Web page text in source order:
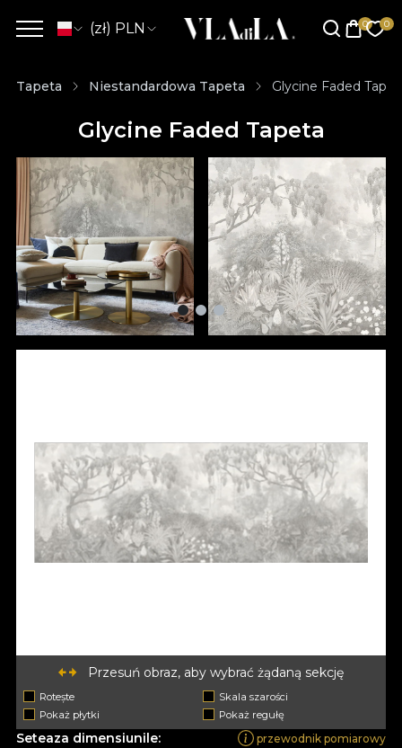
(zł) PLN
Tapeta Niestandardowa Tapeta Glycine Faded
Glycine Faded Tapeta
Przesuń obraz, aby wybrać żądaną sekcję
Rotește
Skala szarości
Pokaż płytki
Pokaż regułę
Seteaza dimensiunile: przewodnik pomiarowy